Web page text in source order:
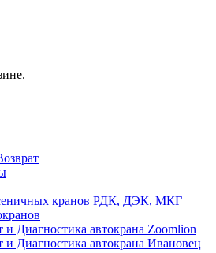
кранов РДК, ДЭК, МКГ
и Диагностика автокрана Zoomlion
и Диагностика автокрана Ивановец